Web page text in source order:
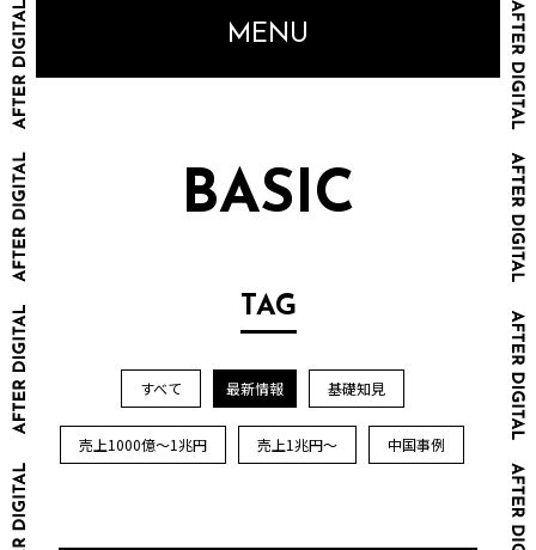
MENU
BASIC
TAG
すべて 最新情報 基礎知見
売上1000億～1兆円 売上1兆円～ 中国事例